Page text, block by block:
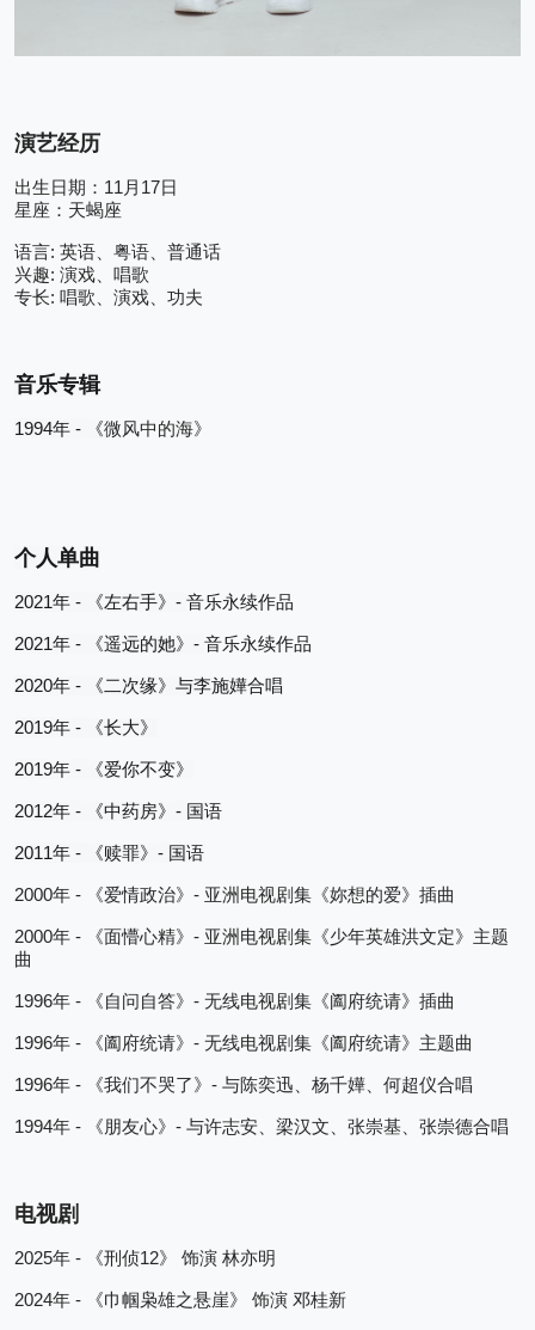
演艺经历
出生日期： 11 月 17日
星座：天蝎座
语言: 英语、粤语、普通话
兴趣: 演戏、唱歌
专长: 唱歌、演戏、功夫
音乐专辑
1994年 - 《微风中的海》
个人单曲
2021年 - 《左右手》 - 音乐永续作品
2021年 - 《遥远的她》 - 音乐永续作品
2020年 - 《二次缘》与李施嬅合唱
2019年 - 《长大》
2019年 - 《爱你不变》
2012年 - 《中药房》 - 国语
2011年 - 《赎罪》 - 国语
2000年 - 《爱情政治》 - 亚洲电视剧集《妳想的爱》插曲
2000年 - 《面懵心精》 - 亚洲电视剧集《少年英雄洪文定》主题
曲
1996年 - 《自问自答》 - 无线电视剧集《阖府统请》插曲
1996年 - 《阖府统请》 - 无线电视剧集《阖府统请》主题曲
1996年 - 《我们不哭了》 - 与陈奕迅、杨千嬅、何超仪合唱
1994年 - 《朋友心》 - 与许志安、梁汉文、张崇基、张崇德合唱
电视剧
2025年 - 《刑侦12》 饰演 林亦明
2024年 - 《巾帼枭雄之悬崖》 饰演 邓桂新